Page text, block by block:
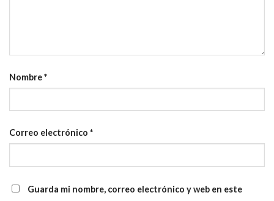
Nombre*
Correo electrónico *
Guarda mi nombre, correo electrónico y web en este